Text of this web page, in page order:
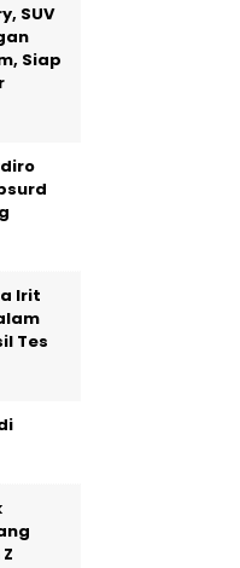
SUV
Siap
Irit
Tes